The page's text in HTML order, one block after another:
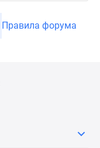
Правила форума